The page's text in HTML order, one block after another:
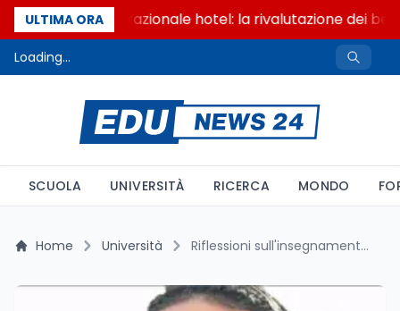
ULTIMA ORA
Passaggio generazionale hotel: la rivalutazione dei
Loading...
SCUOLA UNIVERSITÀ RICERCA MONDO
Home Università Riflessioni sull'insegnamento della cittadinanza globale nella realtà sudafricana: un approccio radicato nei saperi indigeni